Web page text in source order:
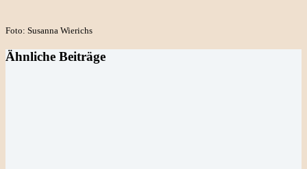
Foto: Susanna Wierichs
Ähnliche Beiträge